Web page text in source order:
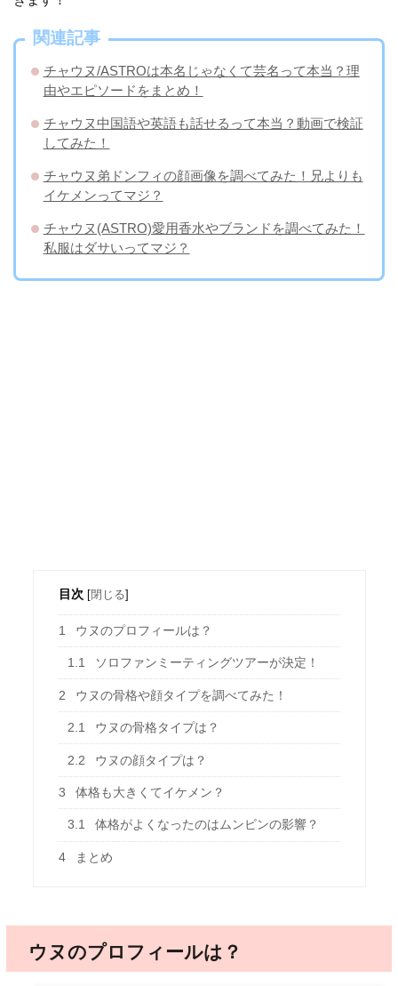
関連記事
チャウヌ/ASTROは本名じゃなくて芸名って本当？理
由やエピソードをまとめ！
チャウヌ中国語や英語も話せるって本当？動画で検証
してみた！
チャウヌ弟ドンフィの顔画像を調べてみた！兄よりも
イケメンってマジ？
チャウヌ(ASTRO)愛用香水やブランドを調べてみた！
私服はダサいってマジ？
目次 [閉じる]
1 ウヌのプロフィールは？
1.1 ソロファンミーティングツアーが決定！
2 ウヌの骨格や顔タイプを調べてみた！
2.1 ウヌの骨格タイプは？
2.2 ウヌの顔タイプは？
3 体格も大きくてイケメン？
3.1 体格がよくなったのはムンビンの影響？
4 まとめ
ウヌのプロフィールは？